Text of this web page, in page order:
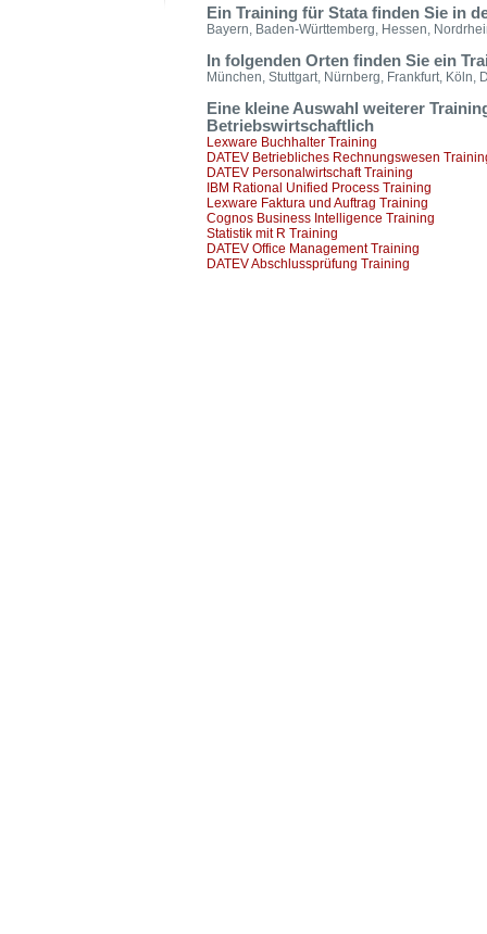
Ein Training für Stata finden Sie in
Bayern, Baden-Württemberg, Hessen,
In folgenden Orten finden Sie ein
München, Stuttgart, Nürnberg, Frankfurt, Köln,
Eine kleine Auswahl weiterer
Betriebswirtschaftlich
Lexware Buchhalter Training
DATEV Betriebliches Rechnungswesen
DATEV Personalwirtschaft Training
IBM Rational Unified Process Training
Lexware Faktura und Auftrag Training
Cognos Business Intelligence Training
Statistik mit R Training
DATEV Office Management Training
DATEV Abschlussprüfung Training